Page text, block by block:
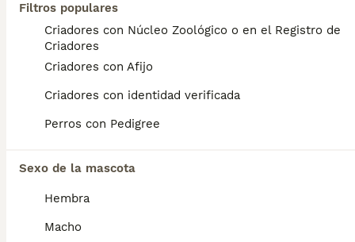
Filtros populares
Criadores con Núcleo Zoológico o en el Registro de
Criadores
Criadores con Afijo
Criadores con identidad verificada
Perros con Pedigree
Sexo de la mascota
Hembra
Macho
¿Cuánto cuesta un cachorro
de Akita Inu?
El coste medio de un cachorro de Akita Inu
en España es de aproximadamente 717€,
aunque los precios pueden variar según
factores como el pedigrí, la reputación del
¿Es un Akita un buen perro